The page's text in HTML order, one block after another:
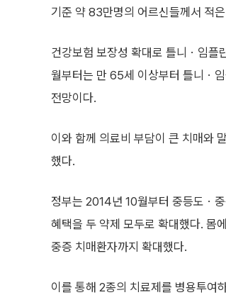
기준 약 83만명의 어르신들께서 적
건강보험 보장성 확대로 틀니ㆍ임
월부터는 만 65세 이상부터 틀니ㆍ
전망이다.
이와 함께 의료비 부담이 큰 치매와
했다.
정부는 2014년 10월부터 중등도ㆍ
혜택을 두 약제 모두로 확대했다. 몸
중증 치매환자까지 확대했다.
이를 통해 2종의 치료제를 병용투여